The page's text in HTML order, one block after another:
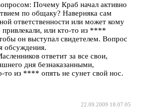
Почему Краб начал активно
по общаку? Наверняка сам
ответственности или может кому
привлекали, или кто-то из ****
он выступал свидетелем. Вопрос
обсуждения.
ответит за все свои,
дня безнаказанными,
то из **** опять не сунет свой нос.
22.09.2009 18:07:05